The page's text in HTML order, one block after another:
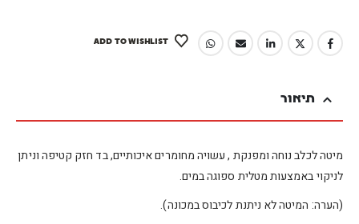
ADD TO WISHLIST
תיאור
מיטה לכלב נוחה ומפנקת , עשויה מחומרים איכותיים, בד חזק קטיפה וניתן
לניקוי באמצעות מטלית ספוגה במים.
(הערה: המיטה לא ניתנת לכיבוס במכונה).